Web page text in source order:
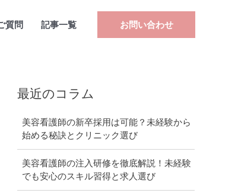
質問 記事一覧 お問い合わせ
最近のコラム
美容看護師の新卒採用は可能？未経験から
始める秘訣とクリニック選び
美容看護師の注入研修を徹底解説！未経験
でも安心のスキル習得と求人選び